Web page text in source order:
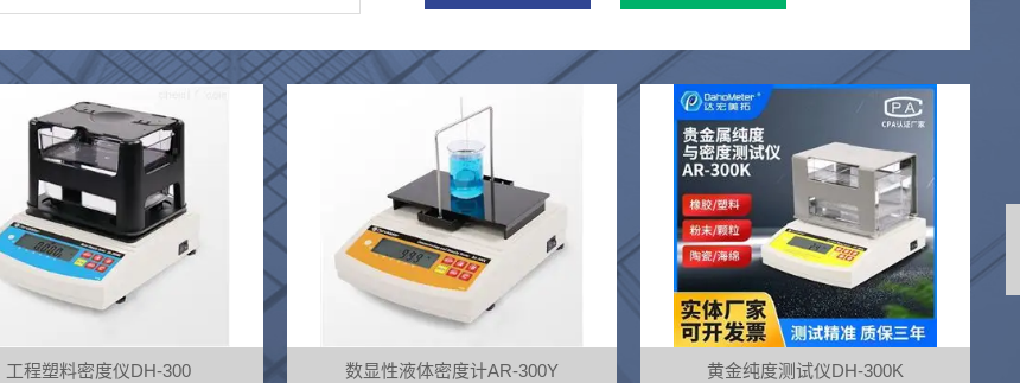
数显性液体密度计AR-300Y 黄金纯度测试仪DH-300K 质量法熔体流动速率仪AR-3682M-BA